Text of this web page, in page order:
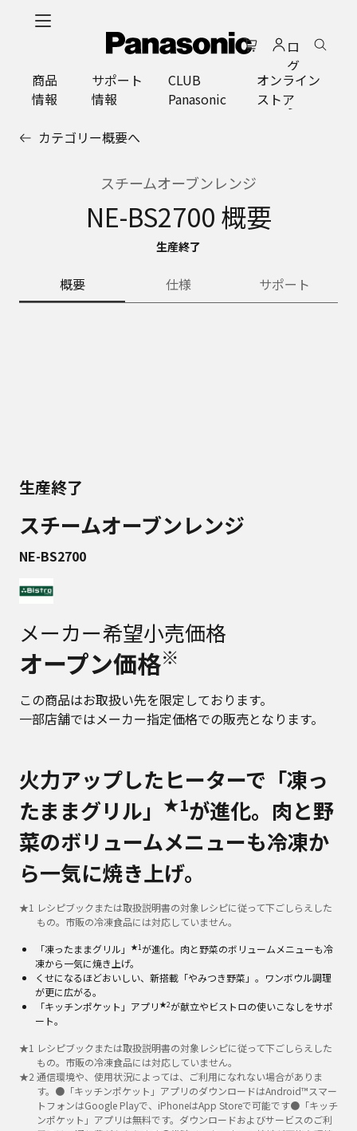
ロ
グ
イ
ン
商品
情報
サポート
情報
CLUB
Panasonic
オンライン
ストア
カテゴリー概要へ
スチームオーブンレンジ
NE-BS2700 概要
生産終了
概要 仕様 サポート
生産終了
スチームオーブンレンジ
NE-BS2700
メーカー希望小売価格
オープン価格※
この商品はお取扱い先を限定しております。
一部店舗ではメーカー指定価格での販売となります。
火力アップしたヒーターで「凍っ
たままグリル」
★1が進化。肉と野
菜のボリュームメニューも冷凍か
ら一気に焼き上げ。
★1 レシピブックまたは取扱説明書の対象レシピに従って下ごしらえした
もの。市販の冷凍食品には対応していません。
「凍ったままグリル」
★1が進化。肉と野菜のボリュームメニューも冷
凍から一気に焼き上げ。
くせになるほどおいしい、新搭載「やみつき野菜」。ワンボウル調理
が更に広がる。
「キッチンポケット」アプリ★2が献立やビストロの使いこなしをサポ
ート。
★1 レシピブックまたは取扱説明書の対象レシピに従って下ごしらえした
もの。市販の冷凍食品には対応していません。
★2 通信環境や、使用状況によっては、ご利用になれない場合がありま
す。●「キッチンポケット」アプリのダウンロードはAndroid™スマー
トフォンはGoogle Playで、iPhoneはApp Storeで可能です●「キッチ
ンポケット」アプリは無料です。ダウンロードおよびサービスのご利